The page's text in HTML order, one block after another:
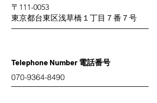
〒111-0053
東京都台東区浅草橋１丁目７番７号
Telephone Number 電話番号
070-9364-8490